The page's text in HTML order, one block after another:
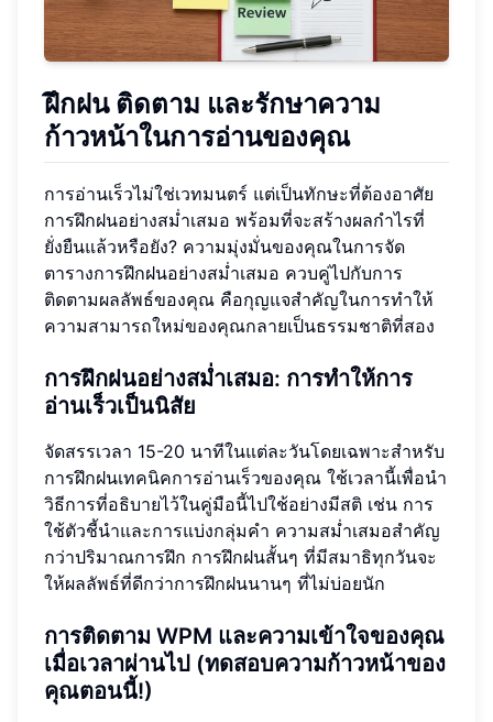
ฝึกฝน ติดตาม และรักษาความ
ก้าวหน้าในการอ่านของคุณ
การอ่านเร็วไม่ใช่เวทมนตร์ แต่เป็นทักษะที่ต้องอาศัย
การฝึกฝนอย่างสม่ำเสมอ พร้อมที่จะสร้างผลกำไรที่
ยั่งยืนแล้วหรือยัง? ความมุ่งมั่นของคุณในการจัด
ตารางการฝึกฝนอย่างสม่ำเสมอ ควบคู่ไปกับการ
ติดตามผลลัพธ์ของคุณ คือกุญแจสำคัญในการทำให้
ความสามารถใหม่ของคุณกลายเป็นธรรมชาติที่สอง
การฝึกฝนอย่างสม่ำเสมอ: การทำให้การ
อ่านเร็วเป็นนิสัย
จัดสรรเวลา 15-20 นาทีในแต่ละวันโดยเฉพาะสำหรับ
การฝึกฝนเทคนิคการอ่านเร็วของคุณ ใช้เวลานี้เพื่อนำ
วิธีการที่อธิบายไว้ในคู่มือนี้ไปใช้อย่างมีสติ เช่น การ
ใช้ตัวชี้นำและการแบ่งกลุ่มคำ ความสม่ำเสมอสำคัญ
กว่าปริมาณการฝึก การฝึกฝนสั้นๆ ที่มีสมาธิทุกวันจะ
ให้ผลลัพธ์ที่ดีกว่าการฝึกฝนนานๆ ที่ไม่บ่อยนัก
การติดตาม WPM และความเข้าใจของคุณ
เมื่อเวลาผ่านไป (ทดสอบความก้าวหน้าของ
คุณตอนนี้!)